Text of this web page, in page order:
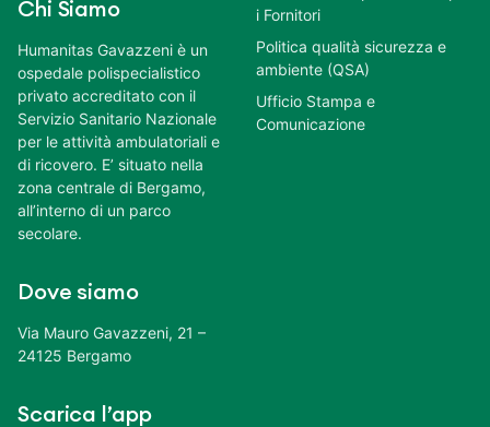
Chi Siamo
Humanitas Gavazzeni è un
ospedale polispecialistico
privato accreditato con il
Servizio Sanitario Nazionale
per le attività ambulatoriali e
di ricovero. E’ situato nella
zona centrale di Bergamo,
all’interno di un parco
secolare.
Dove siamo
Via Mauro Gavazzeni, 21 –
24125 Bergamo
Scarica l’app
i Fornitori
Politica qualità sicurezza e
ambiente (QSA)
Ufficio Stampa e
Comunicazione